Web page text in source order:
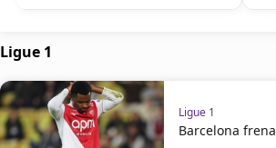
Ligue 1
Ligue 1
Barcelona